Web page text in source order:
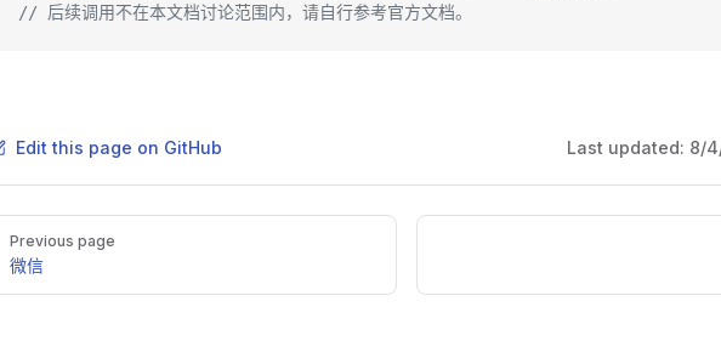
// 后续调用不在本文档讨论范围内，请自行参考官方文档。
Edit this page on GitHub Last updated: 8/
Pager
Previous page
微信